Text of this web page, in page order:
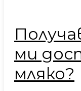
ми
мляко?